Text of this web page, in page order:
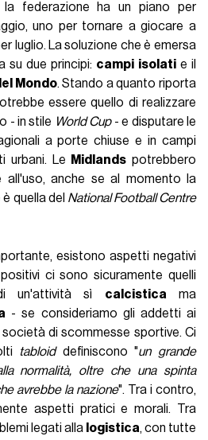
federazione ha un piano per
uno per tornare a giocare a
luglio. La soluzione che è emersa
su due principi: campi isolatie il
Mondo. Stando a quanto riporta
essere quello di realizzare
- in stile World Cup- e disputare le
a porte chiuse e in campi
urbani. Le
Midlands potrebbero
all'uso, anche se al momento la
quella del National Football Centre
esistono aspetti negativi
ci sono sicuramente quelli
un'attività sì calcistica ma
- se consideriamo gli addetti ai
di scommesse sportive. Ci
tabloiddefiniscono "un grande
normalità, oltre che una spinta
avrebbe la nazione". Tra i contro,
aspetti pratici e morali. Tra
legati alla logistica, con tutte